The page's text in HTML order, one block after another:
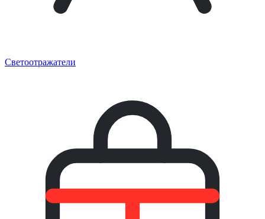
Светоотражатели